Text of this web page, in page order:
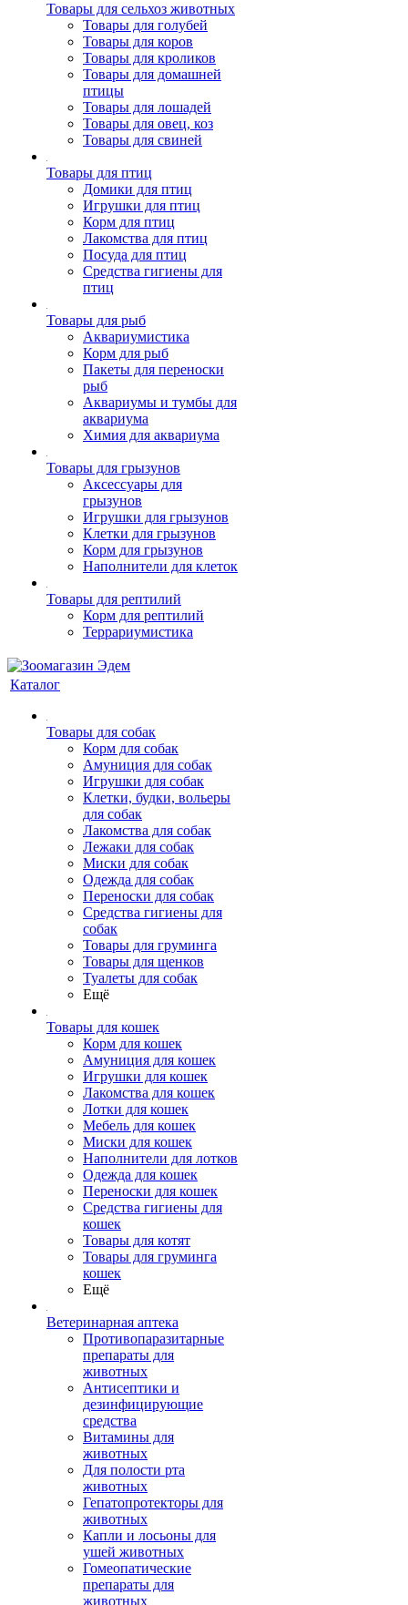
Товары для сельхоз животных
Товары для голубей
Товары для коров
Товары для кроликов
Товары для домашней
птицы
Товары для лошадей
Товары для овец, коз
Товары для свиней
Товары для птиц
Домики для птиц
Игрушки для птиц
Корм для птиц
Лакомства для птиц
Посуда для птиц
Средства гигиены для
птиц
Товары для рыб
Аквариумистика
Корм для рыб
Пакеты для переноски
рыб
Аквариумы и тумбы для
аквариума
Химия для аквариума
Товары для грызунов
Аксессуары для
грызунов
Игрушки для грызунов
Клетки для грызунов
Корм для грызунов
Наполнители для клеток
Товары для рептилий
Корм для рептилий
Террариумистика
Каталог
Товары для собак
Корм для собак
Амуниция для собак
Игрушки для собак
Клетки, будки, вольеры
для собак
Лакомства для собак
Лежаки для собак
Миски для собак
Одежда для собак
Переноски для собак
Средства гигиены для
собак
Товары для груминга
Товары для щенков
Туалеты для собак
Ещё
Товары для кошек
Корм для кошек
Амуниция для кошек
Игрушки для кошек
Лакомства для кошек
Лотки для кошек
Мебель для кошек
Миски для кошек
Наполнители для лотков
Одежда для кошек
Переноски для кошек
Средства гигиены для
кошек
Товары для котят
Товары для груминга
кошек
Ещё
Ветеринарная аптека
Противопаразитарные
препараты для
животных
Антисептики и
дезинфицирующие
средства
Витамины для
животных
Для полости рта
животных
Гепатопротекторы для
животных
Капли и лосьоны для
ушей животных
Гомеопатические
препараты для
животных